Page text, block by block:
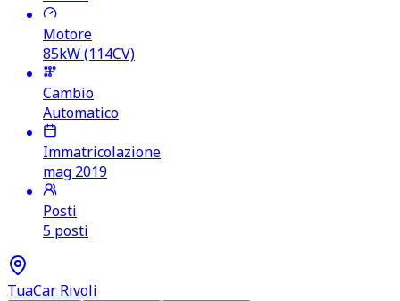
Motore
85kW (114CV)
Cambio
Automatico
Immatricolazione
mag 2019
Posti
5 posti
TuaCar Rivoli